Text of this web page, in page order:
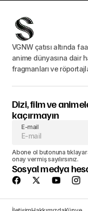
VGNW çatısı altında
anime dünyasına dair
fragmanları ve
Dizi, film ve
kaçırmayın
E-mail
Abone ol butonuna
onay vermiş sayılırsınız.
Sosyal medya